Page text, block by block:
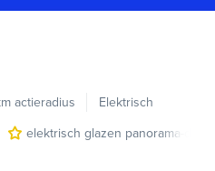
actieradius
Elektrisch
elektrisch glazen panorama-dak